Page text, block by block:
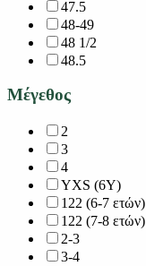
47.5
48-49
48 1/2
48.5
Μέγεθος
2
3
4
YXS (6Y)
122 (6-7 ετών)
122 (7-8 ετών)
2-3
3-4